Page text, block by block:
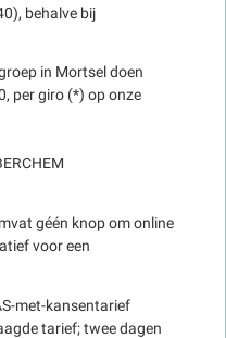
behalve bij
in Mortsel doen
per giro (*) op onze
géén knop om online
voor een
met-kansentarief
tarief; twee dagen